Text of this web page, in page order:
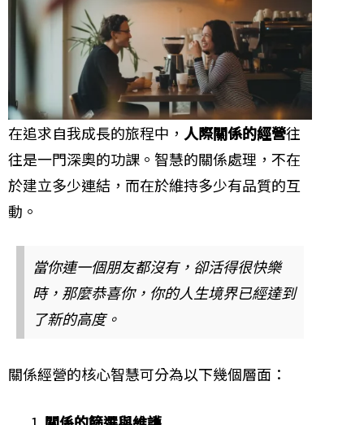
在追求自我成長的旅程中， 人際關係的經營往
往是一門深奧的功課。智慧的關係處理，不在
於建立多少連結，而在於維持多少有品質的互
動。
當你連一個朋友都沒有，卻活得很快樂
時，那麼恭喜你，你的人生境界已經達到
了新的高度。
關係經營的核心智慧可分為以下幾個層面：